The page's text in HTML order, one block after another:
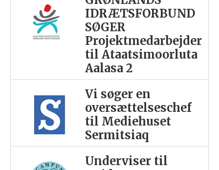
IDRÆTSFORBUND
SØGER
Projektmedarbejder
til Ataatsimoorluta
Aalasa 2
Vi søger en
oversættelseschef
til Mediehuset
Sermitsiaq
Underviser til